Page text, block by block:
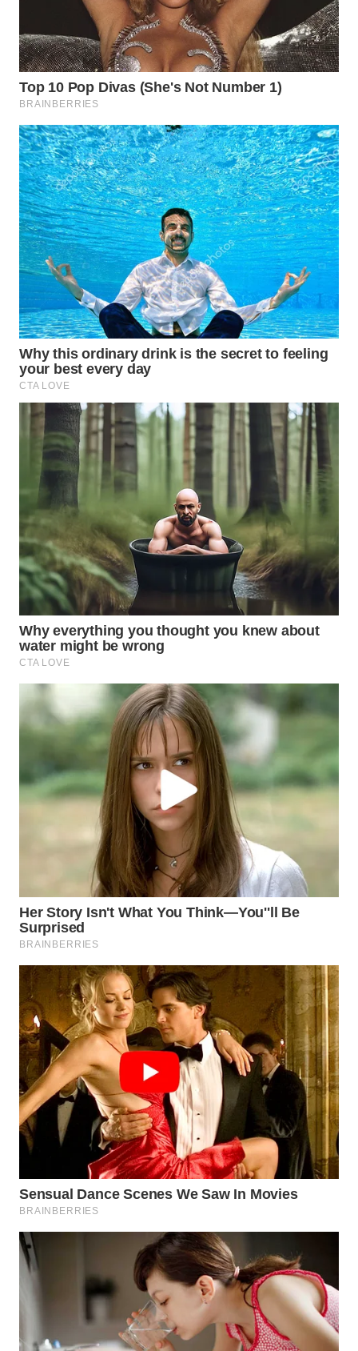
WN
SEMARANG
SOLO
WN
BOROBUDUR
WN
MADURA
WN
SURABAYA
WN
NATUNA
WN
BINTAN
WN
MANDALIKA
WN
LIKUPANG
WN
LABUANBAJO
WN
BORNEO
Wahana
Media
Group
WAHANA
NEWS
ADVOKAT
WAHANA
INFRASTRUKTUR
WAHANA
KONSUMEN
WAHANA
LISTRIK
WAHANA
TRAVEL
WAHANA
TV
WAHANANEWS
WAHANANEWS